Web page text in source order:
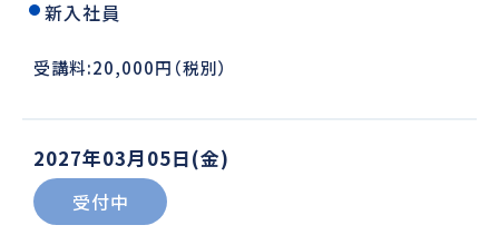
新入社員
受講料:20,000円（税別）
2027年03月05日(金)
受付中